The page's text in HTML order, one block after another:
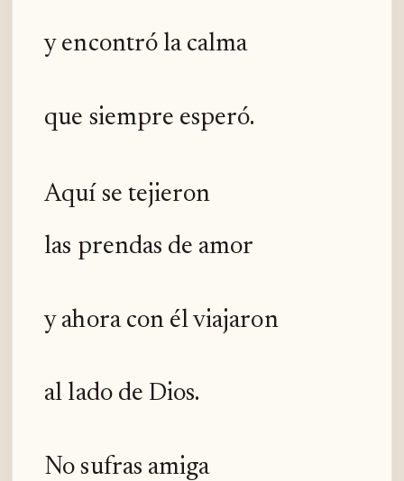
y encontró la calma
que siempre esperó.
Aquí se tejieron
las prendas de amor
y ahora con él viajaron
al lado de Dios.
No sufras amiga